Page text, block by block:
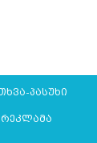
პასუხი
რეკლამა